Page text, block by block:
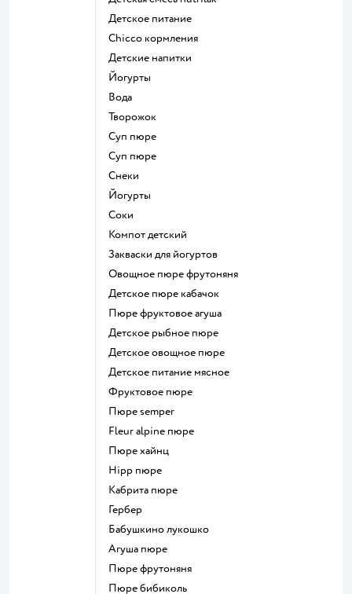
детское питание
chicco кормления
детские напитки
йогурты
Вода
творожок
суп пюре
суп пюре
Снеки
йогурты
Соки
компот детский
Закваски для йогуртов
овощное пюре фрутоняня
детское пюре кабачок
пюре фруктовое агуша
детское рыбное пюре
детское овощное пюре
детское питание мясное
фруктовое пюре
пюре semper
fleur alpine пюре
пюре хайнц
hipp пюре
кабрита пюре
гербер
бабушкино лукошко
агуша пюре
пюре фрутоняня
пюре бибиколь